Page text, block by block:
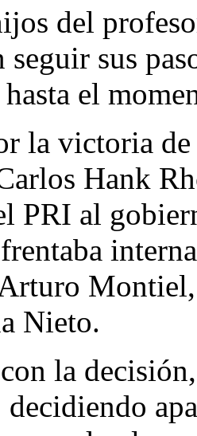
del
seguir sus
el
la victoria de
Hank
PRI al
Nieto.
la